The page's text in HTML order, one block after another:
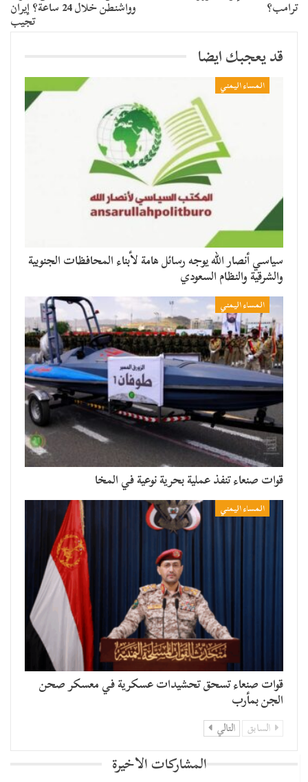
ترامب؟ وواشنطن خلال 24 ساعة؟ إيران
تجيب
قد يعجبك ايضا
المساء اليمني
سياسي أنصار الله يوجه رسائل هامة لأبناء المحافظات الجنوبية
والشرقية والنظام السعودي
المساء اليمني
قوات صنعاء تنفذ عملية بحرية نوعية في المخا
المساء اليمني
قوات صنعاء تسحق تحشيدات عسكرية في معسكر صحن
الجن بمأرب
السابق التالي
المشاركات الاخيرة